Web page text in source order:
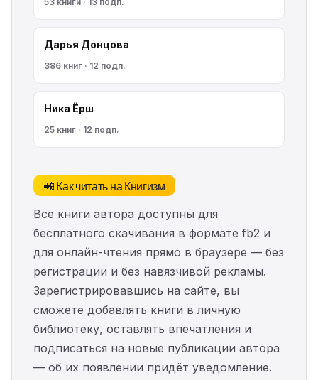
Дарья Донцова
386 книг · 12 подп.
Ника Ёрш
25 книг · 12 подп.
📲 Как читать на Книгизм
Все книги автора доступны для
бесплатного скачивания в формате fb2 и
для онлайн-чтения прямо в браузере — без
регистрации и без навязчивой рекламы.
Зарегистрировавшись на сайте, вы
сможете добавлять книги в личную
библиотеку, оставлять впечатления и
подписаться на новые публикации автора
— об их появлении придёт уведомление.